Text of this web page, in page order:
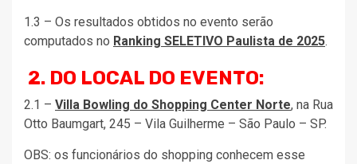
1.3 – Os resultados obtidos no evento serão
computados no Ranking SELETIVO Paulista de 2025.
2. DO LOCAL DO EVENTO:
2.1 – Villa Bowling do Shopping Center Norte, na Rua
Otto Baumgart, 245 – Vila Guilherme – São Paulo – SP.
OBS: os funcionários do shopping conhecem esse